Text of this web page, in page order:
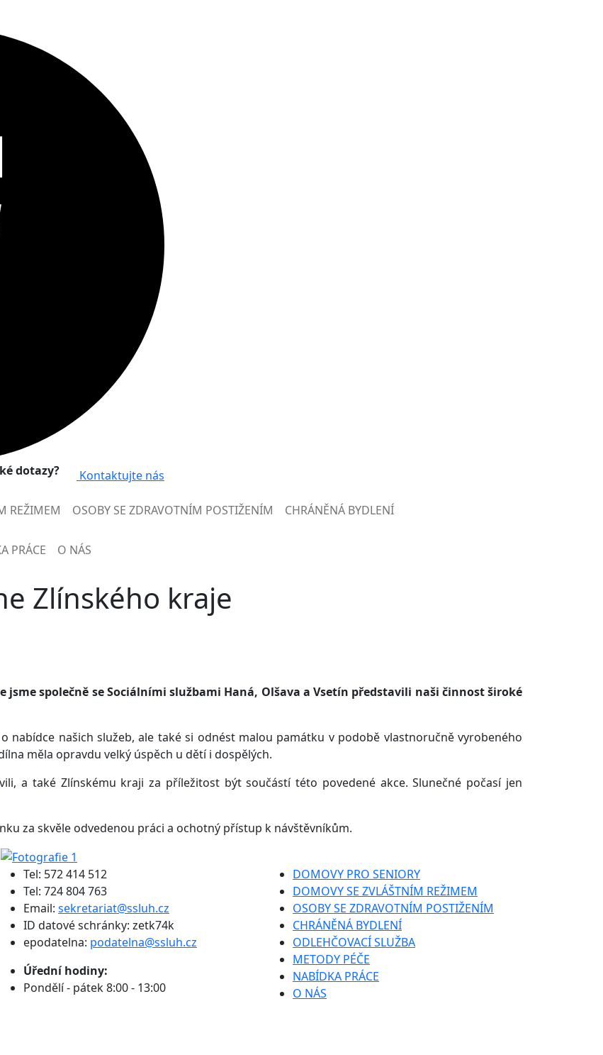
dotazy? Kontaktujte nás
REŽIMEM OSOBY SE ZDRAVOTNÍM POSTIŽENÍM CHRÁNĚNÁ BYDLENÍ
PRÁCE O NÁS
Zlínského kraje
jsme společně se Sociálními službami Haná, Olšava a Vsetín představili naši činnost široké
nabídce našich služeb, ale také si odnést malou památku v podobě vlastnoručně vyrobeného
měla opravdu velký úspěch u dětí i dospělých.
a také Zlínskému kraji za příležitost být součástí této povedené akce. Slunečné počasí jen
za skvěle odvedenou práci a ochotný přístup k návštěvníkům.
Tel: 572 414 512
Tel: 724 804 763
Email: sekretariat@ssluh.cz
ID datové schránky: zetk74k
epodatelna: podatelna@ssluh.cz
Úřední hodiny:
Pondělí - pátek 8:00 - 13:00
DOMOVY PRO SENIORY
DOMOVY SE ZVLÁŠTNÍM REŽIMEM
OSOBY SE ZDRAVOTNÍM POSTIŽENÍM
CHRÁNĚNÁ BYDLENÍ
ODLEHČOVACÍ SLUŽBA
METODY PÉČE
NABÍDKA PRÁCE
O NÁS